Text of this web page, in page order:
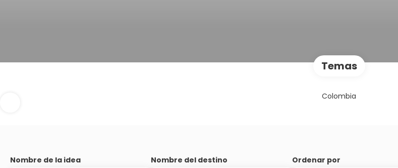
Temas
Colombia
Nombre de la idea Nombre del destino
Ordenar por